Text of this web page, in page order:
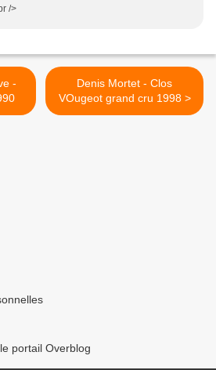
/>
Denis Mortet - Clos
VOugeot grand cru 1998 >
portail Overblog